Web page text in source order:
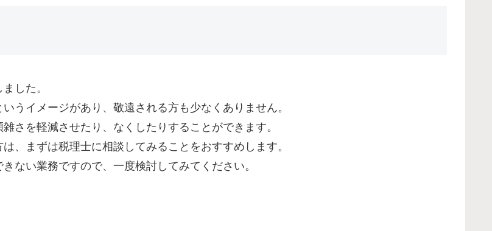
した。
うイメージがあり、敬遠される方も少なくありません。
さを軽減させたり、なくしたりすることができます。
、まずは税理士に相談してみることをおすすめします。
ない業務ですので、一度検討してみてください。